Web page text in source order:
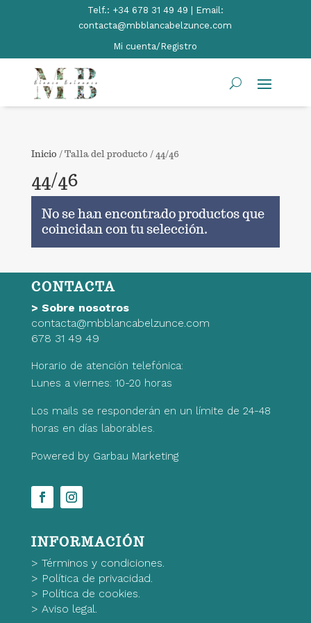
Telf.: +34 678 31 49 49 | Email:
contacta@mbblancabelzunce.com
Mi cuenta/Registro
Inicio / Talla del producto / 44/46
44/46
No se han encontrado productos que
coincidan con tu selección.
CONTACTA
> Sobre nosotros
contacta@mbblancabelzunce.com
678 31 49 49
Horario de atención telefónica:
Lunes a viernes: 10-20 horas
Los mails se responderán en un límite de 24-48
horas en días laborables.
Powered by Garbau Marketing
INFORMACIÓN
> Términos y condiciones.
> Política de privacidad.
> Política de cookies.
> Aviso legal.